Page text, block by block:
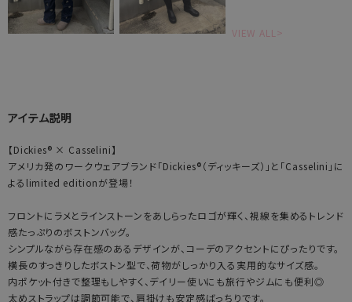
VIEW ALL>
アイテム説明
【Dickies® × Casselini】
アメリカ発のワークウェアブランド「Dickies®（ディッキーズ）」と「Casselini」に
よるlimited editionが登場！
フロントにラメとラインストーンをあしらったロゴが輝く、視線を集めるトレンド
感たっぷりのボストンバッグ。
シンプルながら存在感のあるデザインが、コーデのアクセントにぴったりです。
横長のすっきりしたボストン型で、荷物がしっかり入る実用的なサイズ感。
内ポケット付きで整理もしやすく、デイリー使いにも旅行やジムにも便利◎
太めストラップは調節可能で、肩掛けも安定感ばっちりです。